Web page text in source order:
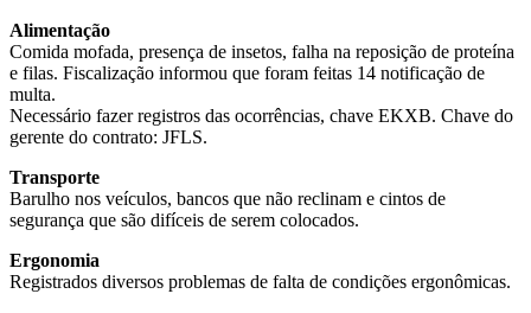
Alimentação
Comida mofada, presença de insetos, falha na reposição de proteína
e filas. Fiscalização informou que foram feitas 14 notificação de
multa.
Necessário fazer registros das ocorrências, chave EKXB. Chave do
gerente do contrato: JFLS.
Transporte
Barulho nos veículos, bancos que não reclinam e cintos de
segurança que são difíceis de serem colocados.
Ergonomia
Registrados diversos problemas de falta de condições ergonômicas.